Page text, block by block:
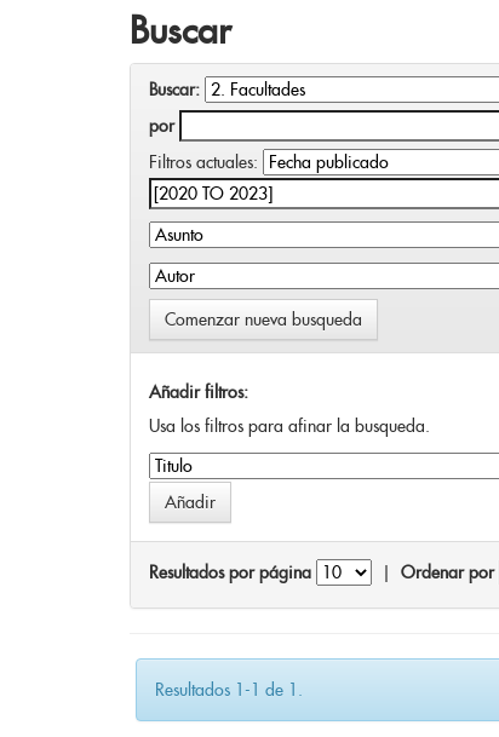
Buscar
Buscar:
por
Filtros actuales:
Comenzar nueva busqueda
Añadir filtros:
Usa los filtros para afinar la busqueda.
Resultados por página Ordenar por
Resultados 1-1 de 1.